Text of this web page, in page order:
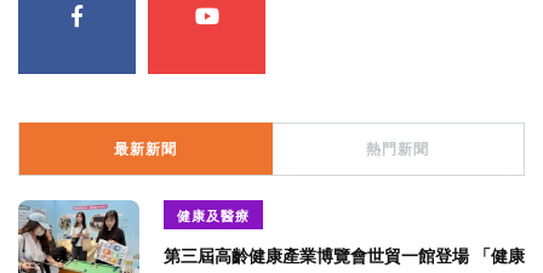
最新新聞 熱門新聞
健康及醫療
第三屆高齡健康產業博覽會世貿一館登場 「健康